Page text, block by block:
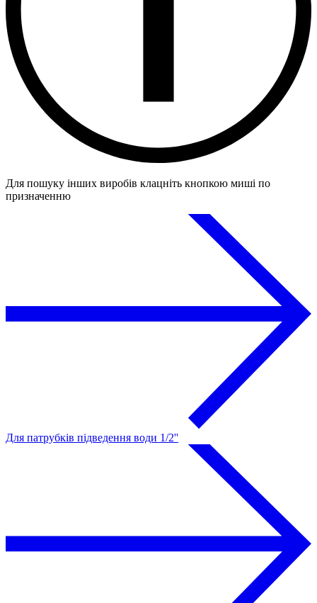
Для пошуку інших виробів клацніть кнопкою миші по
призначенню
Для патрубків підведення води 1/2''